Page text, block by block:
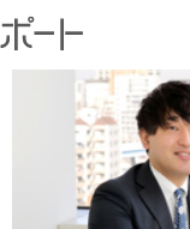
弁護士